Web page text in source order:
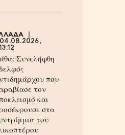
04.08.2026,
13:12
Συνελήφθη
που
τον
και
στα
του